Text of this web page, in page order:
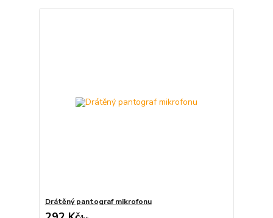
Drátěný pantograf mikrofonu